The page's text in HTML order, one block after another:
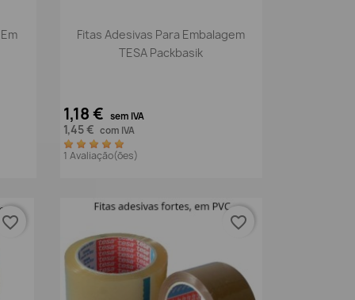
Vista rápida
Fitas Adesivas Para Embalagem
TESA Packbasik
1,18 € sem IVA
1,45 € com IVA
1 Avaliação(ões)
favorite_border favorite_border